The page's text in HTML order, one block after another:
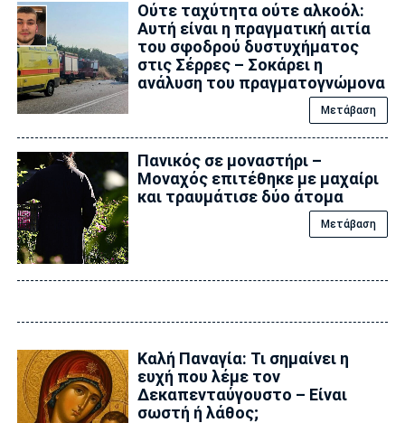
Ούτε ταχύτητα ούτε αλκοόλ:
Αυτή είναι η πραγματική αιτία
του σφοδρού δυστυχήματος
στις Σέρρες – Σοκάρει η
ανάλυση του πραγματογνώμονα
Μετάβαση
Πανικός σε μοναστήρι –
Μοναχός επιτέθηκε με μαχαίρι
και τραυμάτισε δύο άτομα
Μετάβαση
Καλή Παναγία: Τι σημαίνει η
ευχή που λέμε τον
Δεκαπενταύγουστο – Είναι
σωστή ή λάθος;